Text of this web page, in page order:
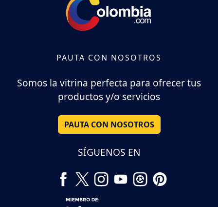
PAUTA CON NOSOTROS
Somos la vitrina perfecta para ofrecer tus
productos y/o servicios
PAUTA CON NOSOTROS
SÍGUENOS EN